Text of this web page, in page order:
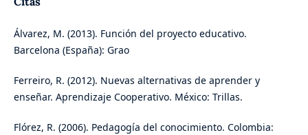
Álvarez, M. (2013). Función del proyecto educativo.
Barcelona (España): Grao
Ferreiro, R. (2012). Nuevas alternativas de aprender y
enseñar. Aprendizaje Cooperativo. México: Trillas.
Flórez, R. (2006). Pedagogía del conocimiento. Colombia: